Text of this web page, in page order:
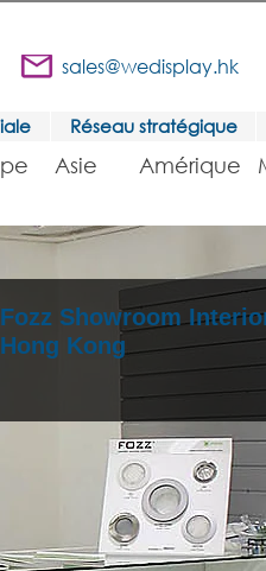
sales@wedisplay.hk
Réseau stratégique
Asie Amérique
Fozz Showroom
Hong Kong